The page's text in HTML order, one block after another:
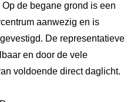
de begane grond is een
aanwezig en is
De representatieve
en door de vele
voldoende direct daglicht.